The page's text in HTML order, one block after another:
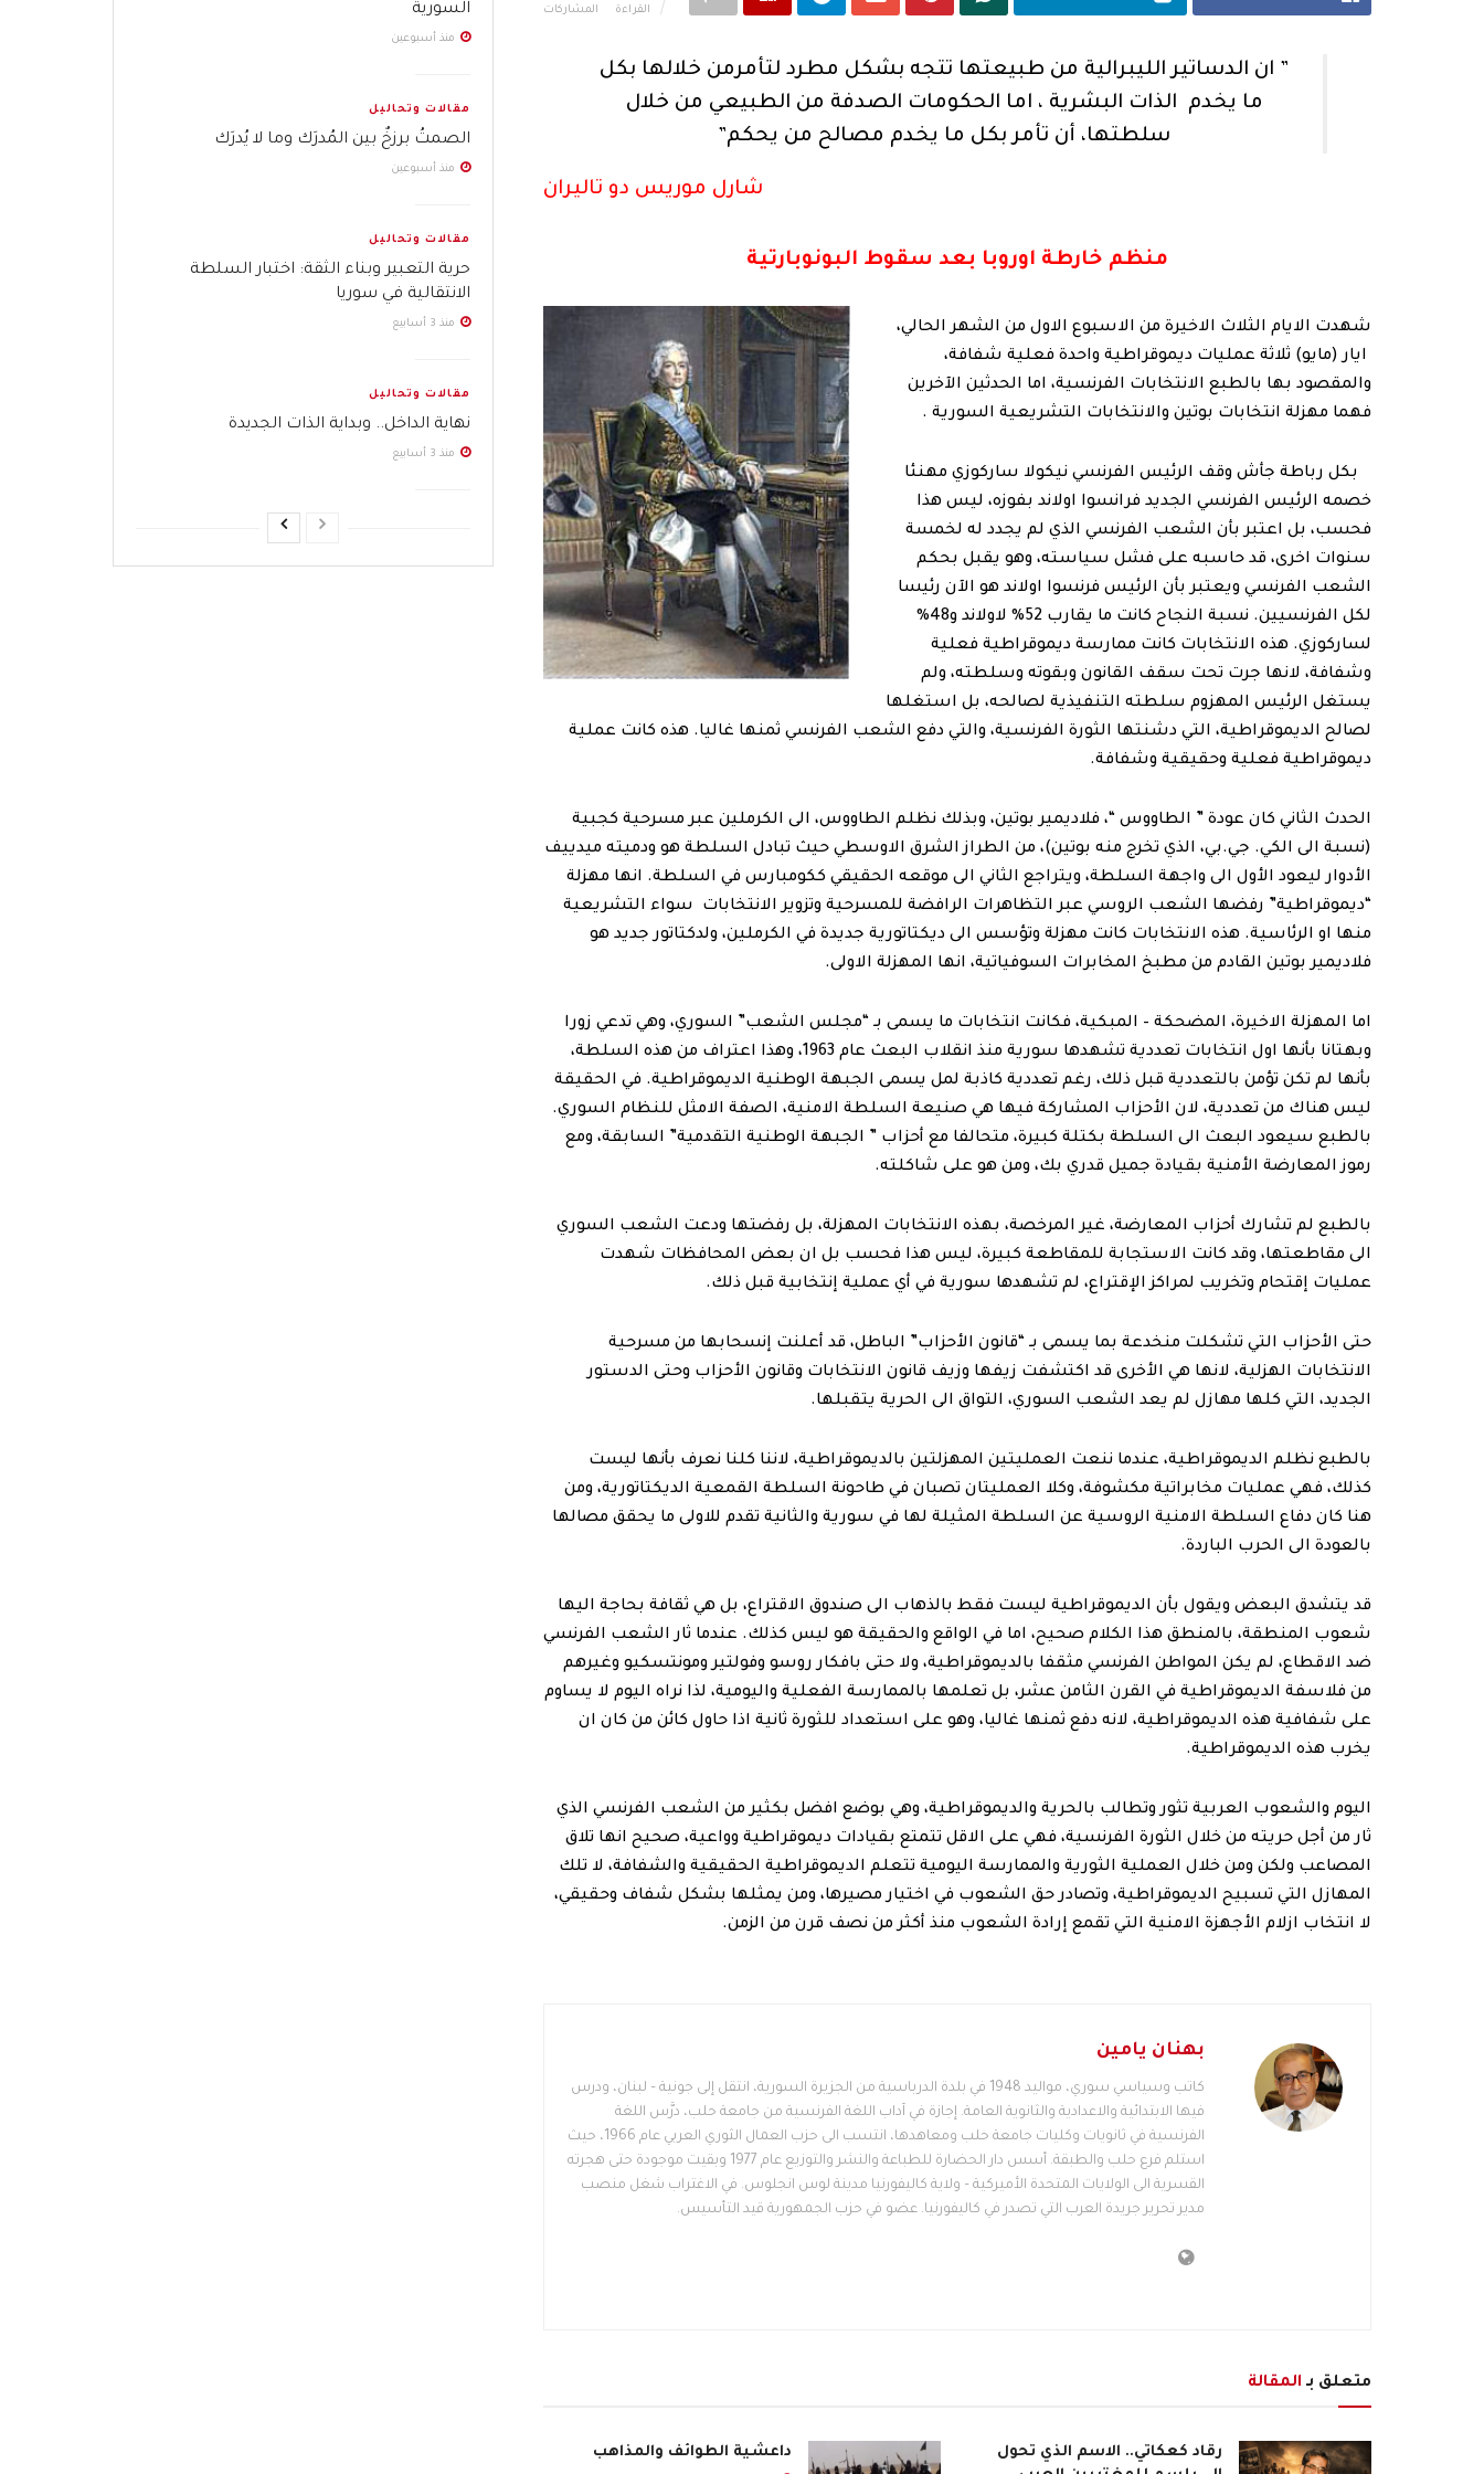
المشاركات القراءة
” ان الدساتير الليبرالية من طبيعتها تتجه بشكل مطرد لتأمرمن خلالها بكل
ما يخدم الذات البشرية ، اما الحكومات الصدفة من الطبيعي من خلال
سلطتها، أن تأمر بكل ما يخدم مصالح من يحكم”
شارل موريس دو تاليران
منظم خارطة اوروبا بعد سقوط البونوبارتية
شهدت الايام الثلاث الاخيرة من الاسبوع الاول من الشهر الحالي،
ايار (مايو) ثلاثة عمليات ديموقراطية واحدة فعلية شفافة،
والمقصود بها بالطبع الانتخابات الفرنسية، اما الحدثين الآخرين
فهما مهزلة انتخابات بوتين والانتخابات التشريعية السورية .
بكل رباطة جأش وقف الرئيس الفرنسي نيكولا ساركوزي مهنئا
خصمه الرئيس الفرنسي الجديد فرانسوا اولاند بفوزه، ليس هذا
فحسب، بل اعتبر بأن الشعب الفرنسي الذي لم يجدد له لخمسة
سنوات اخرى، قد حاسبه على فشل سياسته، وهو يقبل بحكم
الشعب الفرنسي ويعتبر بأن الرئيس فرنسوا اولاند هو الآن رئيسا
لكل الفرنسيين. نسبة النجاح كانت ما يقارب 52% لاولاند و48%
لساركوزي. هذه الانتخابات كانت ممارسة ديموقراطية فعلية
وشفافة، لانها جرت تحت سقف القانون وبقوته وسلطته، ولم
يستغل الرئيس المهزوم سلطته التنفيذية لصالحه، بل استغلها
لصالح الديموقراطية، التي دشنتها الثورة الفرنسية، والتي دفع الشعب الفرنسي ثمنها غاليا. هذه كانت عملية
ديموقراطية فعلية وحقيقية وشفافة.
الحدث الثاني كان عودة ” الطاووس “، فلاديمير بوتين، وبذلك نظلم الطاووس، الى الكرملين عبر مسرحية كجبية
(نسبة الى الكي. جي.بي، الذي تخرج منه بوتين)، من الطراز الشرق الاوسطي حيث تبادل السلطة هو ودميته ميدييف
الأدوار ليعود الأول الى واجهة السلطة، ويتراجع الثاني الى موقعه الحقيقي ككومبارس في السلطة. انها مهزلة
“ديموقراطية” رفضها الشعب الروسي عبر التظاهرات الرافضة للمسرحية وتزوير الانتخابات سواء التشريعية
منها او الرئاسية. هذه الانتخابات كانت مهزلة وتؤسس الى ديكتاتورية جديدة في الكرملين، ولدكتاتور جديد هو
فلاديمير بوتين القادم من مطبخ المخابرات السوفياتية، انها المهزلة الاولى.
اما المهزلة الاخيرة، المضحكة – المبكية، فكانت انتخابات ما يسمى بـ “مجلس الشعب” السوري، وهي تدعي زورا
وبهتانا بأنها اول انتخابات تعددية تشهدها سورية منذ انقلاب البعث عام 1963، وهذا اعتراف من هذه السلطة،
بأنها لم تكن تؤمن بالتعددية قبل ذلك، رغم تعددية كاذبة لمل يسمى الجبهة الوطنية الديموقراطية. في الحقيقة
ليس هناك من تعددية، لان الأحزاب المشاركة فيها هي صنيعة السلطة الامنية، الصفة الامثل للنظام السوري.
بالطبع سيعود البعث الى السلطة بكتلة كبيرة، متحالفا مع أحزاب ” الجبهة الوطنية التقدمية” السابقة، ومع
رموز المعارضة الأمنية بقيادة جميل قدري بك، ومن هو على شاكلته.
بالطبع لم تشارك أحزاب المعارضة، غير المرخصة، بهذه الانتخابات المهزلة، بل رفضتها ودعت الشعب السوري
الى مقاطعتها، وقد كانت الاستجابة للمقاطعة كبيرة، ليس هذا فحسب بل ان بعض المحافظات شهدت
عمليات إقتحام وتخريب لمراكز الإقتراع، لم تشهدها سورية في أي عملية إنتخابية قبل ذلك.
حتى الأحزاب التي تشكلت منخدعة بما يسمى بـ “قانون الأحزاب” الباطل، قد أعلنت إنسحابها من مسرحية
الانتخابات الهزلية، لانها هي الأخرى قد اكتشفت زيفها وزيف قانون الانتخابات وقانون الأحزاب وحتى الدستور
الجديد، التي كلها مهازل لم يعد الشعب السوري، التواق الى الحرية يتقبلها.
بالطبع نظلم الديموقراطية، عندما ننعت العمليتين المهزلتين بالديموقراطية، لاننا كلنا نعرف بأنها ليست
كذلك، فهي عمليات مخابراتية مكشوفة، وكلا العمليتان تصبان في طاحونة السلطة القمعية الديكتاتورية، ومن
هنا كان دفاع السلطة الامنية الروسية عن السلطة المثيلة لها في سورية والثانية تقدم للاولى ما يحقق مصالها
بالعودة الى الحرب الباردة.
قد يتشدق البعض ويقول بأن الديموقراطية ليست فقط بالذهاب الى صندوق الاقتراع، بل هي ثقافة بحاجة اليها
شعوب المنطقة، بالمنطق هذا الكلام صحيح، اما في الواقع والحقيقة هو ليس كذلك. عندما ثار الشعب الفرنسي
ضد الاقطاع، لم يكن المواطن الفرنسي مثقفا بالديموقراطية، ولا حتى بافكار روسو وفولتير ومونتسكيو وغيرهم
من فلاسفة الديموقراطية في القرن الثامن عشر، بل تعلمها بالممارسة الفعلية واليومية، لذا نراه اليوم لا يساوم
على شفافية هذه الديموقراطية، لانه دفع ثمنها غاليا، وهو على استعداد للثورة ثانية اذا حاول كائن من كان ان
يخرب هذه الديموقراطية.
اليوم والشعوب العربية تثور وتطالب بالحرية والديموقراطية، وهي بوضع افضل بكثير من الشعب الفرنسي الذي
ثار من أجل حريته من خلال الثورة الفرنسية، فهي على الاقل تتمتع بقيادات ديموقراطية وواعية، صحيح انها تلاق
المصاعب ولكن ومن خلال العملية الثورية والممارسة اليومية تتعلم الديموقراطية الحقيقية والشفافة، لا تلك
المهازل التي تسبيح الديموقراطية، وتصادر حق الشعوب في اختيار مصيرها، ومن يمثلها بشكل شفاف وحقيقي،
لا انتخاب ازلام الأجهزة الامنية التي تقمع إرادة الشعوب منذ أكثر من نصف قرن من الزمن.
بهنان يامين
كاتب وسياسي سوري، مواليد 1948 في بلدة الدرباسية من الجزيرة السورية، انتقل إلى جونية – لبنان، ودرس
فيها الابتدائية والاعدادية والثانوية العامة. إجازة في آداب اللغة الفرنسية من جامعة حلب، درَّس اللغة
الفرنسية في ثانويات وكليات جامعة حلب ومعاهدها، انتسب الى حزب العمال الثوري العربي عام 1966، حيث
استلم فرع حلب والطبقة. أسس دار الحضارة للطباعة والنشر والتوزيع عام 1977 وبقيت موجودة حتى هجرته
القسرية الى الولايات المتحدة الأميركية – ولاية كاليفورنيا مدينة لوس انجلوس. في الاغتراب شغل منصب
مدير تحرير جريدة العرب التي تصدر في كاليفورنيا. عضو في حزب الجمهورية قيد التأسيس.
متعلق بـ المقالة
رقاد كعكاتي.. الاسم الذي تحول
داعشية الطوائف والمذاهب
السورية
منذ أسبوعين
مقالات وتحاليل
الصمتُ برزخٌ بين المُدرَك وما لا يُدرَك
منذ أسبوعين
مقالات وتحاليل
حرية التعبير وبناء الثقة: اختبار السلطة
الانتقالية في سوريا
منذ 3 أسابيع
مقالات وتحاليل
نهاية الداخل.. وبداية الذات الجديدة
منذ 3 أسابيع